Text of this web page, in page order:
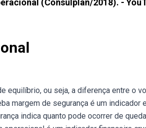
(Consulplan/2018). -
equilíbrio, ou seja, a diferença entre o
margem de segurança é um indicador
indica quanto pode ocorrer de